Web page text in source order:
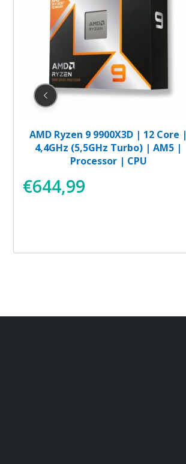
AMD Ryzen 9 9900X3D | 12 Core |
4,4GHz (5,5GHz Turbo) | AM5 |
Processor | CPU
€644,99